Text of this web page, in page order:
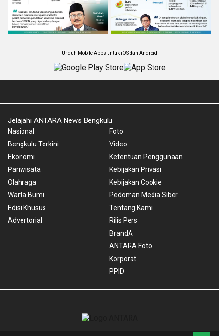
Unduh Mobile Apps untuk iOS dan Android
Jelajahi ANTARA News Bengkulu
Nasional
Bengkulu Terkini
Ekonomi
Pariwisata
Olahraga
Warta Bumi
Edisi Khusus
Advertorial
Foto
Video
Ketentuan Penggunaan
Kebijakan Privasi
Kebijakan Cookie
Pedoman Media Siber
Tentang Kami
Rilis Pers
BrandA
ANTARA Foto
Korporat
PPID